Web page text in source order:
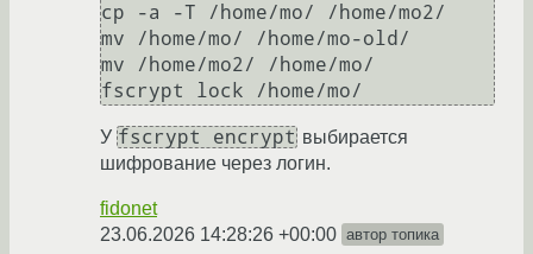
cp -a -T /home/mo/ /home/mo2/
mv /home/mo/ /home/mo-old/
mv /home/mo2/ /home/mo/
У fscrypt encrypt выбирается
шифрование через логин.
fidonet
23.06.2026 14:28:26 +00:00 автор топика